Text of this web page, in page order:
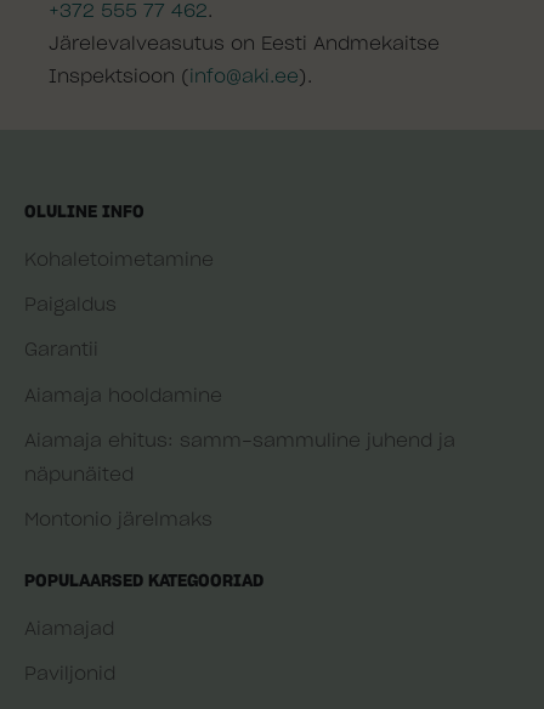
+372 555 77 462 .
Järelevalveasutus on Eesti Andmekaitse
Inspektsioon ( info@aki.ee ).
OLULINE INFO
Kohaletoimetamine
Paigaldus
Garantii
Aiamaja hooldamine
Aiamaja ehitus: samm-sammuline juhend ja
näpunäited
Montonio järelmaks
POPULAARSED KATEGOORIAD
Aiamajad
Paviljonid